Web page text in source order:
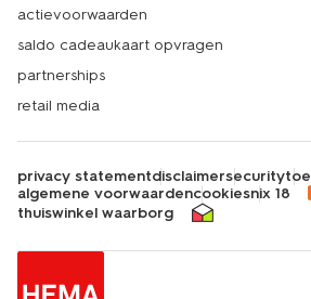
actievoorwaarden
saldo cadeaukaart opvragen
partnerships
retail media
privacy statementdisclaimersecurity
algemene voorwaardencookiesnix 18
thuiswinkel waarborg